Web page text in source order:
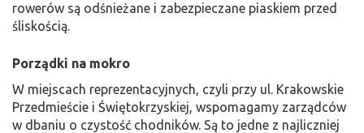
rowerów są odśnieżane i zabezpieczane piaskiem przed
śliskością.
Porządki na mokro
W miejscach reprezentacyjnych, czyli przy ul. Krakowskie
Przedmieście i Świętokrzyskiej, wspomagamy zarządców
w dbaniu o czystość chodników. Są to jedne z najliczniej